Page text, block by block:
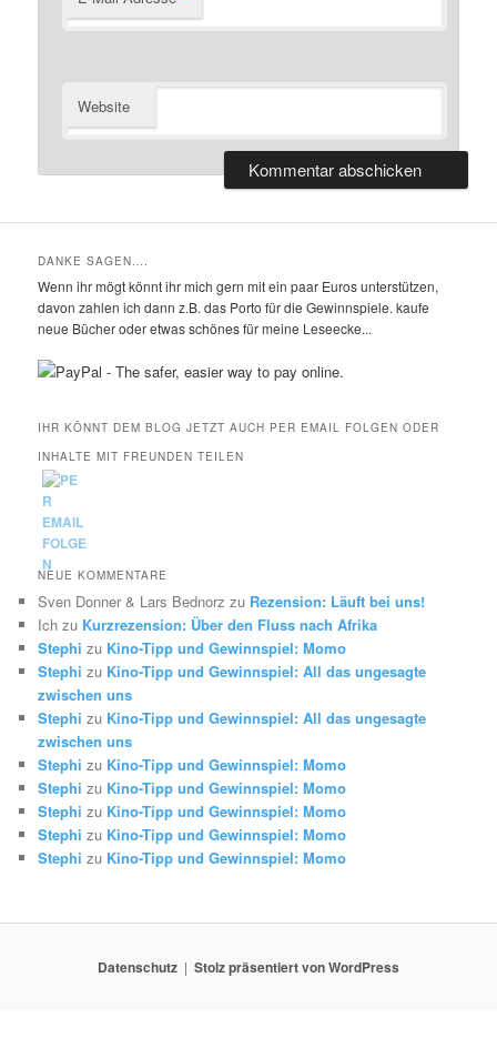
Website
DANKE SAGEN….
Wenn ihr mögt könnt ihr mich gern mit ein paar Euros unterstützen,
davon zahlen ich dann z.B. das Porto für die Gewinnspiele. kaufe
neue Bücher oder etwas schönes für meine Leseecke...
IHR KÖNNT DEM BLOG JETZT AUCH PER EMAIL FOLGEN ODER
INHALTE MIT FREUNDEN TEILEN
NEUE KOMMENTARE
Sven Donner & Lars Bednorz zu Rezension: Läuft bei uns!
Ich zu Kurzrezension: Über den Fluss nach Afrika
Stephi zu Kino-Tipp und Gewinnspiel: Momo
Stephi zu Kino-Tipp und Gewinnspiel: All das ungesagte
zwischen uns
Stephi zu Kino-Tipp und Gewinnspiel: All das ungesagte
zwischen uns
Stephi zu Kino-Tipp und Gewinnspiel: Momo
Stephi zu Kino-Tipp und Gewinnspiel: Momo
Stephi zu Kino-Tipp und Gewinnspiel: Momo
Stephi zu Kino-Tipp und Gewinnspiel: Momo
Stephi zu Kino-Tipp und Gewinnspiel: Momo
Datenschutz Stolz präsentiert von WordPress